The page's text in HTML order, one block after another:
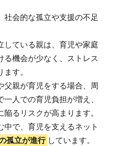
社会的な孤立や支援の不足
している親は、育児や家庭
る機会が少なく、ストレス
す。
父親が育児をする場合、周
人での育児負担が増え、
るリスクが高まります。
中で、育児を支えるネット
孤立が進行 しています。